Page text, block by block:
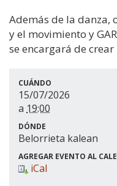
Además de la danza,
y el movimiento y
se encargará de crear
CUÁNDO
15/07/2026
a 19:00
DÓNDE
Belorrieta kalean
AGREGAR EVENTO AL
iCal